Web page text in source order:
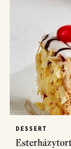
DESSERT